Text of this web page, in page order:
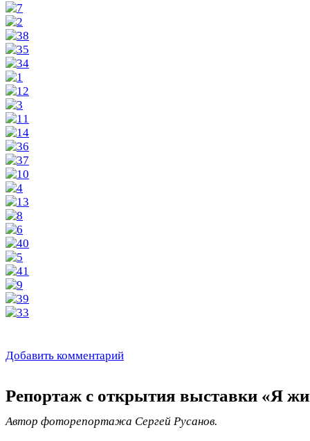
Добавить комментарий
Репортаж с открытия выставки «Я
Автор фоторепортажа Сергей Русанов.